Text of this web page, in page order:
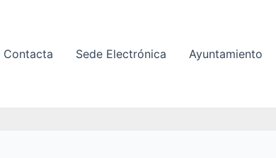
Contacta Sede Electrónica Ayuntamiento